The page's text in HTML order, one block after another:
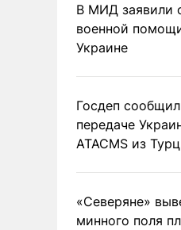
В МИД заявили
военной
Украине
Госдеп
передаче
ATACMS из
«Северяне»
минного поля